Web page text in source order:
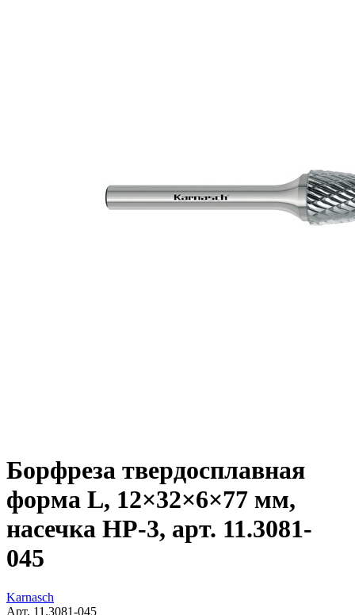
Борфреза твердосплавная
форма L, 12×32×6×77 мм,
насечка HP-3, арт. 11.3081-
045
Karnasch
Арт. 11.3081-045